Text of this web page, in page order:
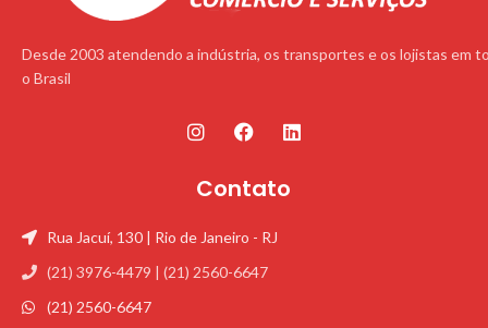
Desde 2003 atendendo a indústria, os transportes e os lojistas em
o Brasil
Contato
Rua Jacuí, 130 | Rio de Janeiro - RJ
(21) 3976-4479 | (21) 2560-6647
(21) 2560-6647